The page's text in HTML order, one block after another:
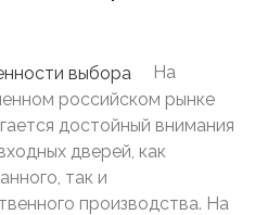
На
российском рынке
достойный внимания
дверей, как
так и
производства. На